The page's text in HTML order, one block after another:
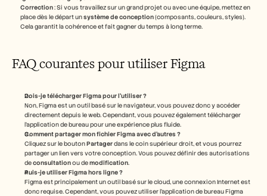
Correction : Si vous travaillez sur un grand projet ou avec une équipe, mettez en
place dès le départ un système de conception (composants, couleurs, styles).
Cela garantit la cohérence et fait gagner du temps à long terme.
FAQ courantes pour utiliser Figma
Dois-je télécharger Figma pour l'utiliser ?
Non, Figma est un outil basé sur le navigateur, vous pouvez donc y accéder
directement depuis le web. Cependant, vous pouvez également télécharger
l'application de bureau pour une expérience plus fluide.
Comment partager mon fichier Figma avec d'autres ?
Cliquez sur le bouton Partager dans le coin supérieur droit, et vous pourrez
partager un lien vers votre conception. Vous pouvez définir des autorisations
de consultation ou de modification.
Puis-je utiliser Figma hors ligne ?
Figma est principalement un outil basé sur le cloud, une connexion Internet est
donc requise. Cependant, vous pouvez utiliser l'application de bureau Figma